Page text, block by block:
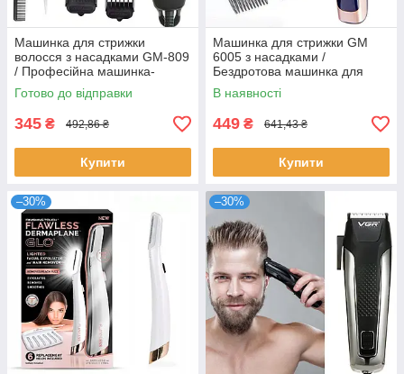
Машинка для стрижки
волосся з насадками GM-809
/ Професійна машинка-
триммер для волосся
Готово до відправки
345 ₴ 492,86 ₴
Купити
Машинка для стрижки GM
6005 з насадками /
Бездротова машинка для
стрижки волосся
В наявності
449 ₴ 641,43 ₴
Купити
–30% –30%